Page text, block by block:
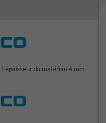
épaisseur du matériau 4 mm